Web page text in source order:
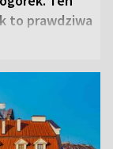
to prawdziwa